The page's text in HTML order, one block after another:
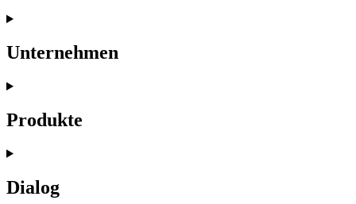
Unternehmen
Produkte
Dialog